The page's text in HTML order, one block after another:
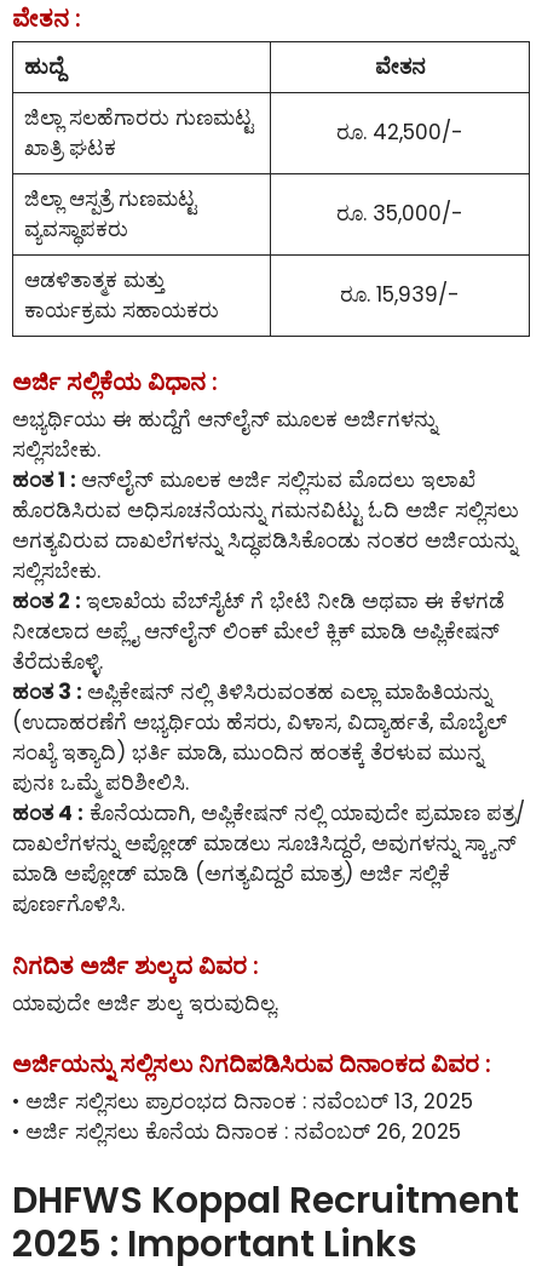
ವೇತನ :
ಹುದ್ದೆ
ವೇತನ
ಜಿಲ್ಲಾ ಸಲಹೆಗಾರರು ಗುಣಮಟ್ಟ
ಖಾತ್ರಿ ಘಟಕ
ರೂ. 42,500/-
ಜಿಲ್ಲಾ ಆಸ್ಪತ್ರೆ ಗುಣಮಟ್ಟ
ವ್ಯವಸ್ಥಾಪಕರು
ರೂ. 35,000/-
ಆಡಳಿತಾತ್ಮಕ ಮತ್ತು
ಕಾರ್ಯಕ್ರಮ ಸಹಾಯಕರು
ರೂ. 15,939/-
ಅರ್ಜಿ ಸಲ್ಲಿಕೆಯ ವಿಧಾನ :
ಅಭ್ಯರ್ಥಿಯು ಈ ಹುದ್ದೆಗೆ ಆನ್‌ಲೈನ್‌ ಮೂಲಕ ಅರ್ಜಿಗಳನ್ನು
ಸಲ್ಲಿಸಬೇಕು.
ಹಂತ 1 : ಆನ್‌ಲೈನ್‌ ಮೂಲಕ ಅರ್ಜಿ ಸಲ್ಲಿಸುವ ಮೊದಲು ಇಲಾಖೆ
ಹೊರಡಿಸಿರುವ ಅಧಿಸೂಚನೆಯನ್ನು ಗಮನವಿಟ್ಟು ಓದಿ ಅರ್ಜಿ ಸಲ್ಲಿಸಲು
ಅಗತ್ಯವಿರುವ ದಾಖಲೆಗಳನ್ನು ಸಿದ್ಧಪಡಿಸಿಕೊಂಡು ನಂತರ ಅರ್ಜಿಯನ್ನು
ಸಲ್ಲಿಸಬೇಕು.
ಹಂತ 2 : ಇಲಾಖೆಯ ವೆಬ್‌ಸೈಟ್ ಗೆ ಭೇಟಿ ನೀಡಿ ಅಥವಾ ಈ ಕೆಳಗಡೆ
ನೀಡಲಾದ ಅಪ್ಲೈ ಆನ್‌ಲೈನ್‌ ಲಿಂಕ್ ಮೇಲೆ ಕ್ಲಿಕ್ ಮಾಡಿ ಅಪ್ಲಿಕೇಷನ್
ತೆರೆದುಕೊಳ್ಳಿ.
ಹಂತ 3 : ಅಪ್ಲಿಕೇಷನ್ ನಲ್ಲಿ ತಿಳಿಸಿರುವಂತಹ ಎಲ್ಲಾ ಮಾಹಿತಿಯನ್ನು
(ಉದಾಹರಣೆಗೆ ಅಭ್ಯರ್ಥಿಯ ಹೆಸರು, ವಿಳಾಸ, ವಿದ್ಯಾರ್ಹತೆ, ಮೊಬೈಲ್
ಸಂಖ್ಯೆ ಇತ್ಯಾದಿ) ಭರ್ತಿ ಮಾಡಿ, ಮುಂದಿನ ಹಂತಕ್ಕೆ ತೆರಳುವ ಮುನ್ನ
ಪುನಃ ಒಮ್ಮೆ ಪರಿಶೀಲಿಸಿ.
ಹಂತ 4 : ಕೊನೆಯದಾಗಿ, ಅಪ್ಲಿಕೇಷನ್ ನಲ್ಲಿ ಯಾವುದೇ ಪ್ರಮಾಣ ಪತ್ರ/
ದಾಖಲೆಗಳನ್ನು ಅಪ್ಲೋಡ್ ಮಾಡಲು ಸೂಚಿಸಿದ್ದರೆ, ಅವುಗಳನ್ನು ಸ್ಕ್ಯಾನ್
ಮಾಡಿ ಅಪ್ಲೋಡ್ ಮಾಡಿ (ಅಗತ್ಯವಿದ್ದರೆ ಮಾತ್ರ) ಅರ್ಜಿ ಸಲ್ಲಿಕೆ
ಪೂರ್ಣಗೊಳಿಸಿ.
ನಿಗದಿತ ಅರ್ಜಿ ಶುಲ್ಕದ ವಿವರ :
ಯಾವುದೇ ಅರ್ಜಿ ಶುಲ್ಕ ಇರುವುದಿಲ್ಲ.
ಅರ್ಜಿಯನ್ನು ಸಲ್ಲಿಸಲು ನಿಗದಿಪಡಿಸಿರುವ ದಿನಾಂಕದ ವಿವರ :
• ಅರ್ಜಿ ಸಲ್ಲಿಸಲು ಪ್ರಾರಂಭದ ದಿನಾಂಕ : ನವೆಂಬರ್ 13, 2025
• ಅರ್ಜಿ ಸಲ್ಲಿಸಲು ಕೊನೆಯ ದಿನಾಂಕ : ನವೆಂಬರ್ 26, 2025
DHFWS Koppal Recruitment
2025 : Important Links